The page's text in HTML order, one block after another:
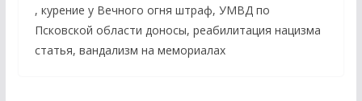
, курение у Вечного огня штраф, УМВД по
Псковской области доносы, реабилитация нацизма
статья, вандализм на мемориалах